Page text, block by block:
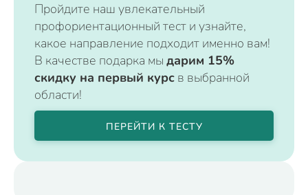
Пройдите наш увлекательный
профориентационный тест и узнайте,
какое направление подходит именно вам!
В качестве подарка мы дарим 15%
скидку на первый курс в выбранной
области!
ПЕРЕЙТИ К ТЕСТУ